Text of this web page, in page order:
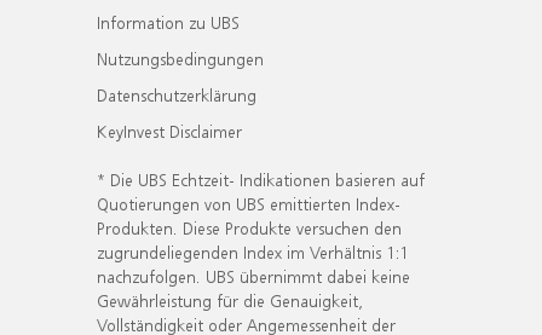
Information zu UBS
Nutzungsbedingungen
Datenschutzerklärung
KeyInvest Disclaimer
* Die UBS Echtzeit- Indikationen basieren auf
Quotierungen von UBS emittierten Index-
Produkten. Diese Produkte versuchen den
zugrundeliegenden Index im Verhältnis 1:1
nachzufolgen. UBS übernimmt dabei keine
Gewährleistung für die Genauigkeit,
Vollständigkeit oder Angemessenheit der